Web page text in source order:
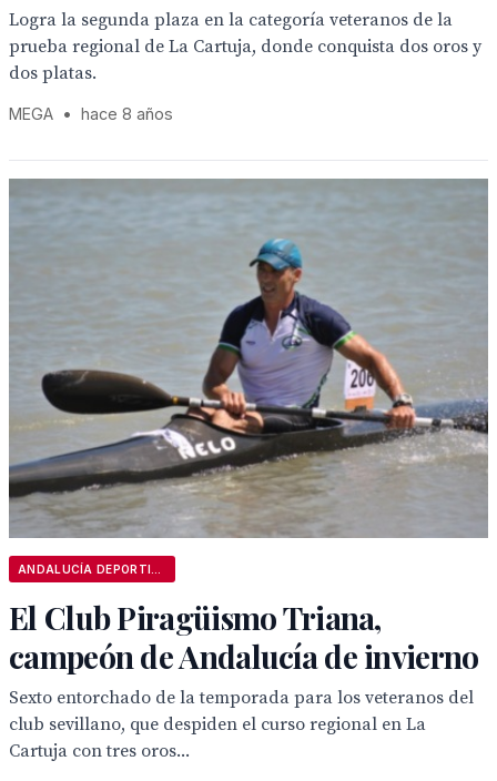
Logra la segunda plaza en la categoría veteranos de la
prueba regional de La Cartuja, donde conquista dos oros y
dos platas.
MEGA • hace 8 años
El Club Piragüismo Triana,
campeón de Andalucía de invierno
Sexto entorchado de la temporada para los veteranos del
club sevillano, que despiden el curso regional en La
Cartuja con tres oros...